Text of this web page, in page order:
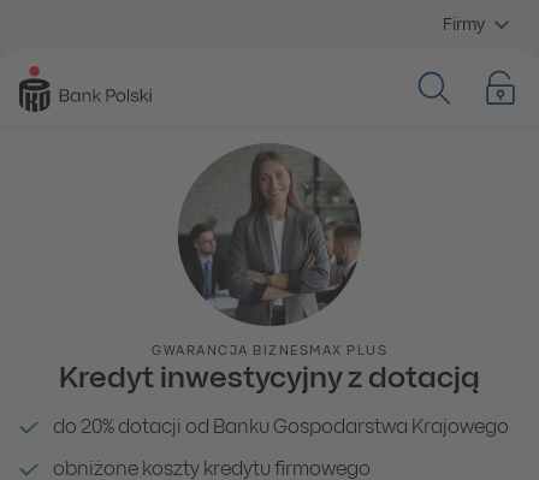
Firmy
GWARANCJA BIZNESMAX PLUS
Kredyt inwestycyjny z dotacją
do 20% dotacji od Banku Gospodarstwa Krajowego
obniżone koszty kredytu firmowego